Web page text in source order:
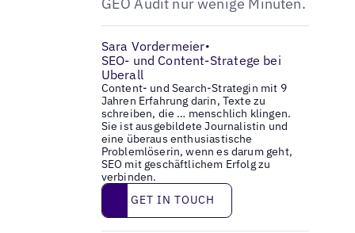
Sara Vordermeier•
SEO- und Content-Stratege bei
Uberall
Content- und Search-Strategin mit 9
Jahren Erfahrung darin, Texte zu
schreiben, die … menschlich klingen.
Sie ist ausgebildete Journalistin und
eine überaus enthusiastische
Problemlöserin, wenn es darum geht,
SEO mit geschäftlichem Erfolg zu
verbinden.
Get in touch
GET IN TOUCH